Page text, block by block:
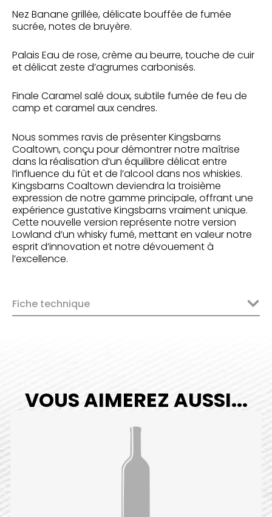
Nez Banane grillée, délicate bouffée de fumée
sucrée, notes de bruyère.
Palais Eau de rose, crème au beurre, touche de cuir
et délicat zeste d’agrumes carbonisés.
Finale Caramel salé doux, subtile fumée de feu de
camp et caramel aux cendres.
Nous sommes ravis de présenter Kingsbarns
Coaltown, conçu pour démontrer notre maîtrise
dans la réalisation d’un équilibre délicat entre
l’influence du fût et de l’alcool dans nos whiskies.
Kingsbarns Coaltown deviendra la troisième
expression de notre gamme principale, offrant une
expérience gustative Kingsbarns vraiment unique.
Cette nouvelle version représente notre version
Lowland d’un whisky fumé, mettant en valeur notre
esprit d’innovation et notre dévouement à
l’excellence.
Fiche technique
VOUS AIMEREZ AUSSI...